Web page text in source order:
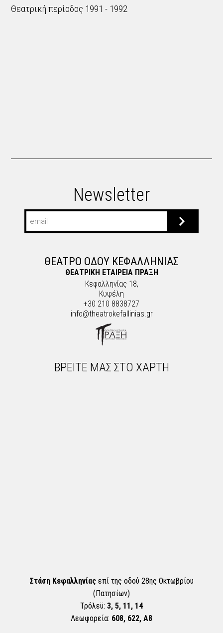
Θεατρική περίοδος 1991 - 1992
Newsletter
ΘΕΑΤΡΟ ΟΔΟΥ ΚΕΦΑΛΛΗΝΙΑΣ
ΘΕΑΤΡΙΚΗ ΕΤΑΙΡΕΙΑ ΠΡΑΞΗ
Κεφαλληνίας 18,
Κυψέλη
+30 210 8838727
info@theatrokefallinias.gr
ΒΡΕΙΤΕ ΜΑΣ ΣΤΟ ΧΑΡΤΗ
Στάση Κεφαλληνίας επί της οδού 28ης Οκτωβρίου
(Πατησίων)
Τρόλεϋ: 3, 5, 11, 14
Λεωφορεία: 608, 622, Α8